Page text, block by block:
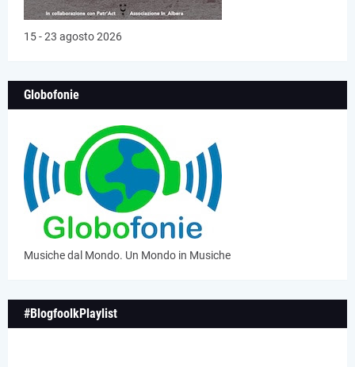
15 - 23 agosto 2026
Globofonie
Musiche dal Mondo. Un Mondo in Musiche
#BlogfoolkPlaylist